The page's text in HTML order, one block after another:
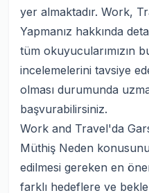
yer almaktadır. Work,
Yapmanız hakkında
tüm okuyucularımızın
incelemelerini tavsiye
olması durumunda
başvurabilirsiniz.
Work and Travel'da
Müthiş Neden
edilmesi gereken en
farklı hedeflere ve